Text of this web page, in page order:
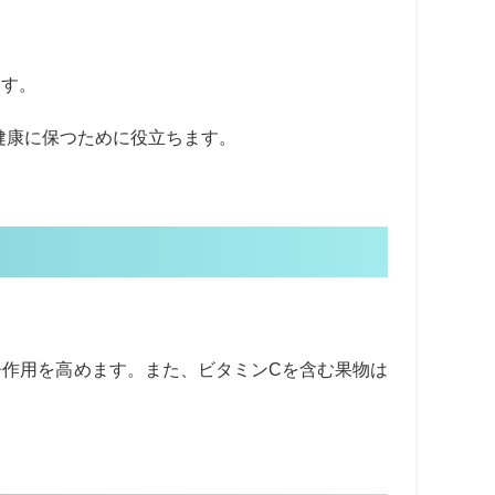
。
に保つために役立ちます。
用を高めます。また、ビタミンCを含む果物は